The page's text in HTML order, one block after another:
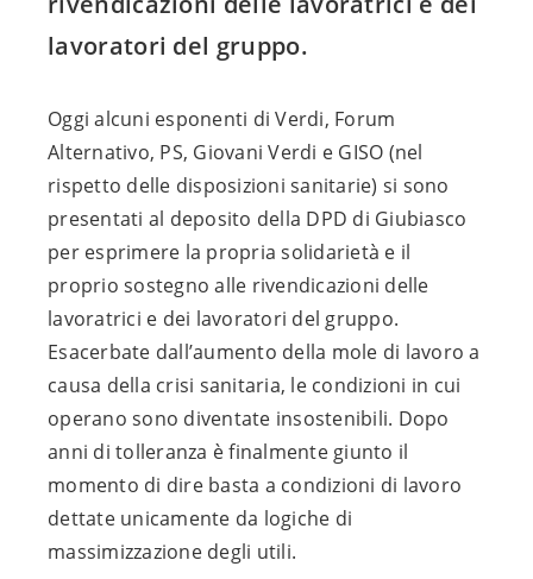
lavoratori del gruppo.
Oggi alcuni esponenti di Verdi, Forum
Alternativo, PS, Giovani Verdi e GISO (nel
rispetto delle disposizioni sanitarie) si sono
presentati al deposito della DPD di Giubiasco
per esprimere la propria solidarietà e il
proprio sostegno alle rivendicazioni delle
lavoratrici e dei lavoratori del gruppo.
Esacerbate dall’aumento della mole di lavoro a
causa della crisi sanitaria, le condizioni in cui
operano sono diventate insostenibili. Dopo
anni di tolleranza è finalmente giunto il
momento di dire basta a condizioni di lavoro
dettate unicamente da logiche di
massimizzazione degli utili.